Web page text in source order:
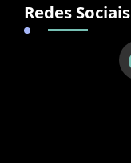
Redes Sociais